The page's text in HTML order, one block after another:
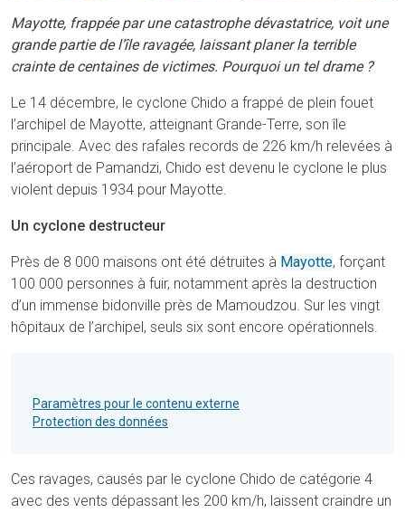
Mayotte, frappée par une catastrophe dévastatrice, voit une
grande partie de l’île ravagée, laissant planer la terrible
crainte de centaines de victimes. Pourquoi un tel drame ?
Le 14 décembre, le cyclone Chido a frappé de plein fouet
l’archipel de Mayotte, atteignant Grande-Terre, son île
principale. Avec des rafales records de 226 km/h relevées à
l’aéroport de Pamandzi, Chido est devenu le cyclone le plus
violent depuis 1934 pour Mayotte.
Un cyclone destructeur
Près de 8 000 maisons ont été détruites à Mayotte, forçant
100 000 personnes à fuir, notamment après la destruction
d’un immense bidonville près de Mamoudzou. Sur les vingt
hôpitaux de l’archipel, seuls six sont encore opérationnels.
Paramètres pour le contenu externe
Protection des données
Ces ravages, causés par le cyclone Chido de catégorie 4
avec des vents dépassant les 200 km/h, laissent craindre un